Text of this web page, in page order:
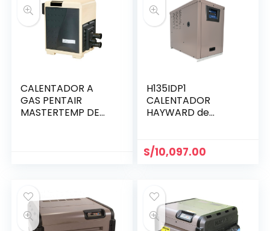
CALENTADOR A
GAS PENTAIR
MASTERTEMP DE
H135IDP1
CALENTADOR
HAYWARD de
S/10,097.00